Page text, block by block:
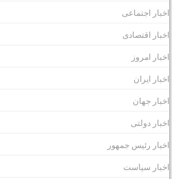
اجتماعی
اقتصادی
امروز
ایران
جهان
دولتی
رئیس جمهور
سیاست